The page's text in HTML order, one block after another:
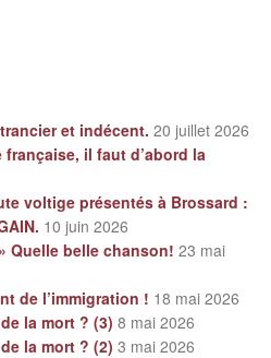
et indécent. 20 juillet 2026
il faut d’abord la
voltige présentés à Brossard :
10 juin 2026
Quelle belle chanson! 23 mai
de l’immigration ! 18 mai 2026
la mort ? (3) 8 mai 2026
la mort ? (2) 3 mai 2026